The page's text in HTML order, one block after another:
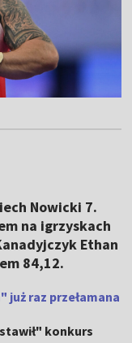
Nowicki 7.
na igrzyskach
Ethan
84,12.
raz przełamana
konkurs